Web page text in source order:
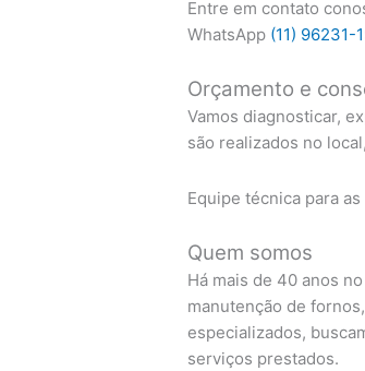
Entre em contato
WhatsApp (11) 96231-
Orçamento e
Vamos diagnosticar,
são realizados no
Equipe técnica para
Quem somos
Há mais de 40 anos
manutenção de
especializados,
serviços prestados.